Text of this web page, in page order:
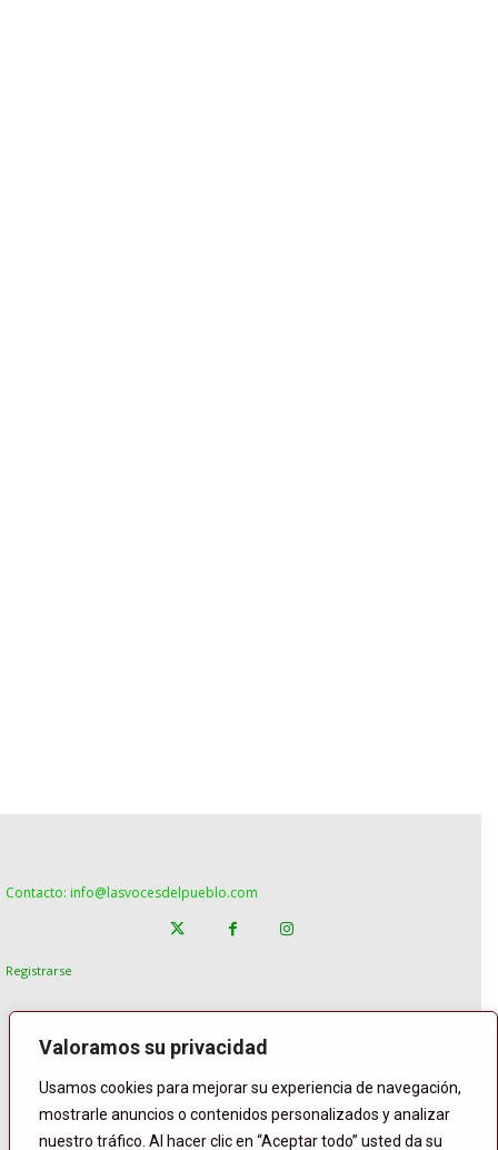
Valoramos su privacidad
Usamos cookies para mejorar su experiencia de navegación,
mostrarle anuncios o contenidos personalizados y analizar
nuestro tráfico. Al hacer clic en “Aceptar todo” usted da su
Contacto: info@lasvocesdelpueblo.com
Registrarse